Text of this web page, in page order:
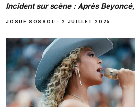
Incident sur scène : Après
JOSUÉ SOSSOU · 2 JUILLET 2025